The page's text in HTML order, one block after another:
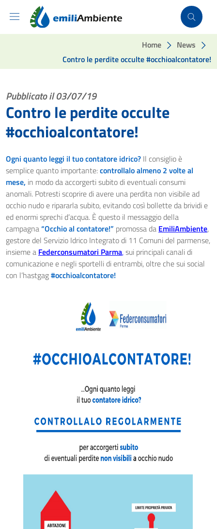
Vai ai contenuti
Vai al footer
Home
News
Contro le perdite occulte #occhioalcontatore!
Pubblicato il 03/07/19
Contro le perdite occulte
#occhioalcontatore!
Ogni quanto leggi il tuo contatore idrico? Il consiglio è
semplice quanto importante:controllalo almeno 2 volte al
mese, in modo da accorgerti subito di eventuali consumi
anomali. Potresti scoprire di avere una perdita non visibile ad
occhio nudo e ripararla subito, evitando così bollette da brividi e
ed enormi sprechi d’acqua. È questo il messaggio della
campagna“Occhio al contatore!” promossa da EmiliAmbiente,
gestore del Servizio Idrico Integrato di 11 Comuni del parmense,
insieme a Federconsumatori Parma,sui principali canali di
comunicazione e negli sportelli di entrambi, oltre che sui social
con l’hastgag#occhioalcontatore!